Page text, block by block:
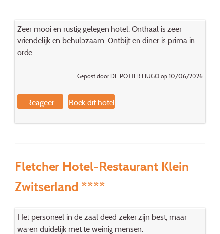
Zeer mooi en rustig gelegen hotel. Onthaal is zeer
vriendelijk en behulpzaam. Ontbijt en diner is prima in
orde
Gepost door DE POTTER HUGO op 10/06/2026
Reageer Boek dit hotel
Fletcher Hotel-Restaurant Klein
Zwitserland ****
Het personeel in de zaal deed zeker zijn best, maar
waren duidelijk met te weinig mensen.